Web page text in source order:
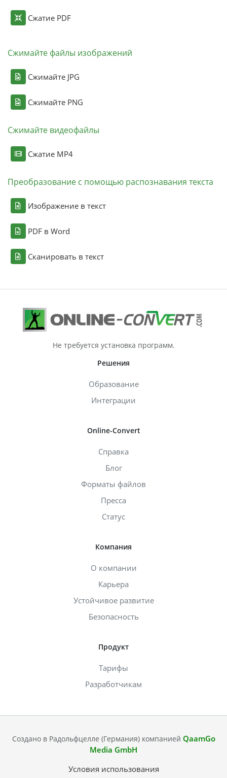
Сжатие PDF
Сжимайте файлы изображений
Сжимайте JPG
Сжимайте PNG
Сжимайте видеофайлы
Сжатие MP4
Преобразование с помощью распознавания текста
Изображение в текст
PDF в Word
Сканировать в текст
Не требуется установка программ.
Решения
Образование
Интеграции
Online-Convert
Справка
Блог
Форматы файлов
Пресса
Статус
Компания
О компании
Карьера
Устойчивое развитие
Безопасность
Продукт
Тарифы
Разработчикам
Создано в Радольфцелле (Германия) компанией QaamGo
Media GmbH
Условия использования